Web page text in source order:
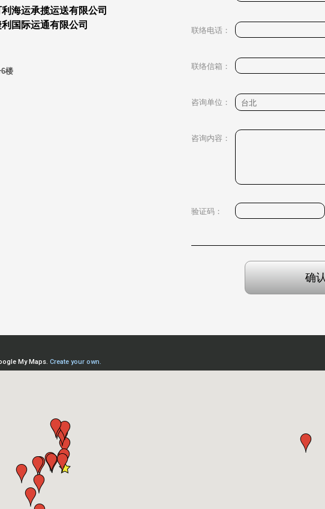
海运承揽运送有限公司
国际运通有限公司
楼
联络电话：
联络信箱：
咨询单位：
咨询内容：
验证码：